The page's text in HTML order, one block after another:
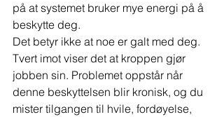
på at systemet bruker mye energi på å
beskytte deg.
Det betyr ikke at noe er galt med deg.
Tvert imot viser det at kroppen gjør
jobben sin. Problemet oppstår når
denne beskyttelsen blir kronisk, og du
mister tilgangen til hvile, fordøyelse,